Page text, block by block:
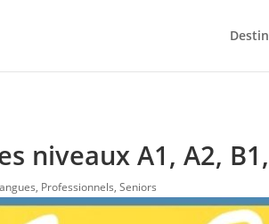
niveaux A1, A2,
, Professionnels,Seniors